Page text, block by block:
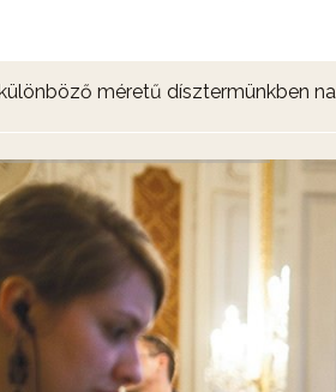
méretű dísztermünkben